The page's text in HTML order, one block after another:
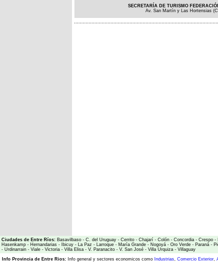
SECRETARÍA DE TURISMO
Av. San Martín y Las Hortensias
Ciudades de Entre Ríos: Basavilbaso - C. del Uruguay - Cerrito - Chajarí - Colón - Concordia - Crespo -
Hasenkamp - Hernandarias - Ibicuy - La Paz - Larroque - María Grande - Nogoyá - Oro Verde - Paraná -
- Urdinarrain - Viale - Victoria - Villa Elisa - V. Paranacito - V. San José - Villa Urquiza - Villaguay
Info Provincia de Entre Rios: Info general y sectores economicos como Industrias, Comercio Exterior,